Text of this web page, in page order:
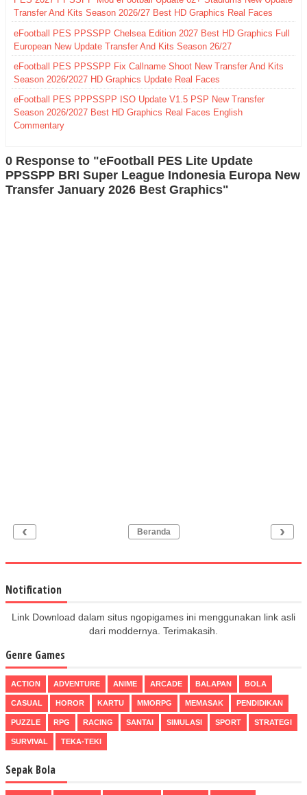
Transfer And Kits Season 2026/27 Best HD Graphics Real Faces
eFootball PES PPSSPP Chelsea Edition 2027 Best HD Graphics Full
European New Update Transfer And Kits Season 26/27
eFootball PES PPSSPP Fix Callname Shoot New Transfer And Kits
Season 2026/2027 HD Graphics Update Real Faces
eFootball PES PPPSSPP ISO Update V1.5 PSP New Transfer
Season 2026/2027 Best HD Graphics Real Faces English
Commentary
0 Response to "eFootball PES Lite Update
PPSSPP BRI Super League Indonesia Europa New
Transfer January 2026 Best Graphics"
‹ ›
Beranda
Notification
Link Download dalam situs ngopigames ini menggunakan link asli
dari moddernya. Terimakasih.
Genre Games
ACTION ADVENTURE ANIME ARCADE BALAPAN BOLA
CASUAL HOROR KARTU MMORPG MEMASAK PENDIDIKAN
PUZZLE RPG RACING SANTAI SIMULASI SPORT STRATEGI
SURVIVAL TEKA-TEKI
Sepak Bola